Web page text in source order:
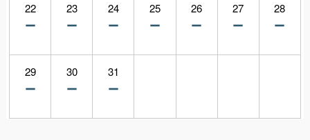
22 23 24 25 26 27 28
29 30 31